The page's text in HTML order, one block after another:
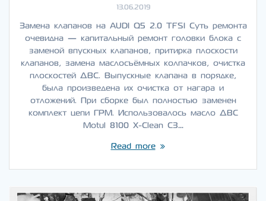
13.06.2019
Замена клапанов на AUDI Q5 2.0 TFSI Суть ремонта
очевидна — капитальный ремонт головки блока с
заменой впускных клапанов, притирка плоскости
клапанов, замена маслосъёмных колпачков, очистка
плоскостей ДВС. Выпускные клапана в порядке,
была произведена их очистка от нагара и
отложений. При сборке был полностью заменен
комплект цепи ГРМ. Использовалось масло ДВС
Motul 8100 X-Clean C3…
Read more